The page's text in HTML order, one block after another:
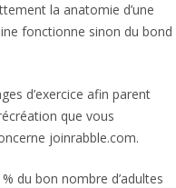
la anatomie d’une
fonctionne sinon du bond
d’exercice afin parent
que vous
joinrabble.com.
du bon nombre d’adultes